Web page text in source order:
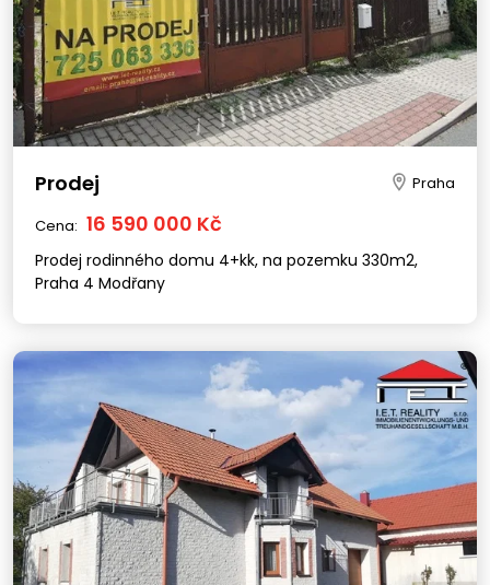
Prodej Praha
Cena: 16 590 000 Kč
Prodej rodinného domu 4+kk, na pozemku 330m2,
Praha 4 Modřany